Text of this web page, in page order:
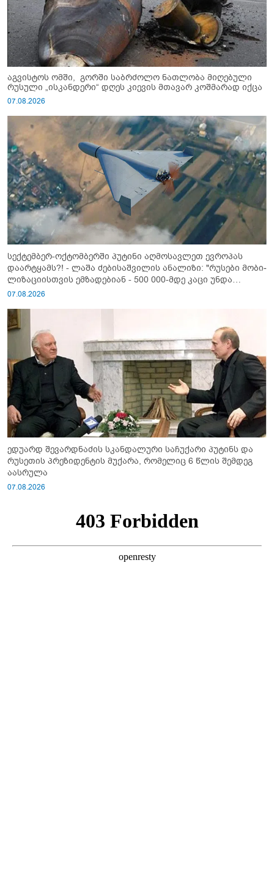
აგვისტოს ომში, გორში საბრძოლო ნათლობა მიღებული
რუსული „ისკანდერი“ დღეს კიევის მთავარ კოშმარად იქცა
07.08.2026
სექტემბერ-ოქტომბერში პუტინი აღმოსავლეთ ევროპას
დაარტყამს?! - ლაშა ძებისაშვილის ანალიზი: "რუსები მობი­
ლიზაციისთვის ემზადებიან - 500 000-მდე კაცი უნდა
გაიწვიონ ომში"
07.08.2026
ედუარდ შევარდნაძის სკანდალური საჩუქარი პუტინს და
რუსეთის პრეზიდენტის მუქარა, რომელიც 6 წლის შემდეგ
აასრულა
07.08.2026